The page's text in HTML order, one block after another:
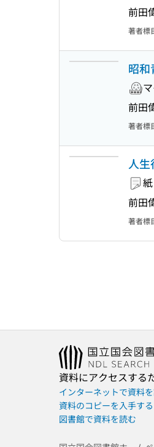
前田
著者標
昭和
前田
著者標
人
紙
前田
著者標
資料にアクセスする
インターネットで資料
資料のコピーを入手する
図書館で資料を読む